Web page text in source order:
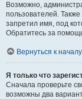
Возможно,
пользователей.
запретил имя, под
Обратитесь за
Вернуться к началу
Я только что
Сначала проверьте
возможны два